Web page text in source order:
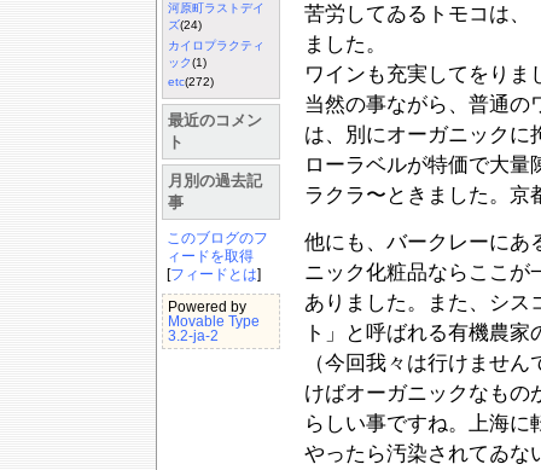
河原町ラストデイ
ズ(24)
カイロプラクティ
ック(1)
etc(272)
最近のコメン
ト
月別の過去記
事
このブログのフ
ィードを取得
[フィードとは]
Powered by
Movable Type
3.2-ja-2
苦労してゐるトモコは、
ました。
ワインも充実してをりま
当然の事ながら、普通の
は、別にオーガニックに
ローラベルが特価で大
ラクラ〜ときました。京
他にも、バークレーにあ
ニック化粧品ならここが
ありました。また、シス
ト」と呼ばれる有機農
（今回我々は行けませ
けばオーガニックなもの
らしい事ですね。上海
やったら汚染されてゐな